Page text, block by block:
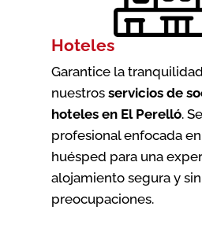
Hoteles
Garantice la
nuestros servicios de
hoteles en El Perelló.
profesional enfocada
huésped para una
alojamiento segura y sin
preocupaciones.